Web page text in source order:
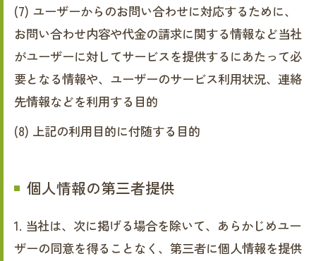
(7) ユーザーからのお問い合わせに対応するために、
お問い合わせ内容や代金の請求に関する情報など当社
がユーザーに対してサービスを提供するにあたって必
要となる情報や、ユーザーのサービス利用状況、連絡
先情報などを利用する目的
(8) 上記の利用目的に付随する目的
個人情報の第三者提供
1. 当社は、次に掲げる場合を除いて、あらかじめユー
ザーの同意を得ることなく、第三者に個人情報を提供